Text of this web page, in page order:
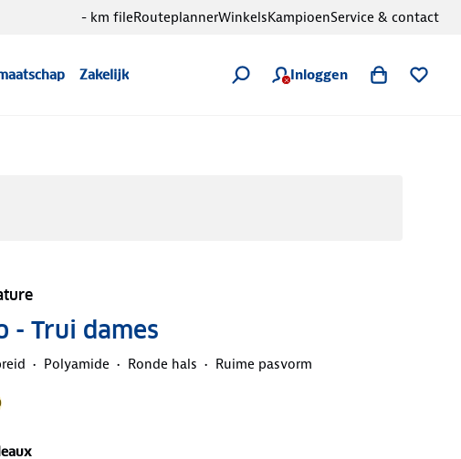
Zakelijk Inloggen
- km fileRouteplannerWinkelsKampioenService & contact
- Trui dames
Polyamide Ronde hals Ruime pasvorm